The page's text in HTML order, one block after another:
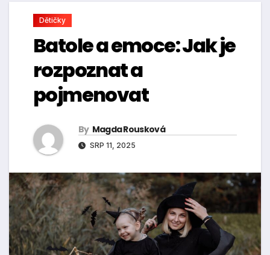
Dětičky
Batole a emoce: Jak je
rozpoznat a
pojmenovat
By Magda Rousková
SRP 11, 2025